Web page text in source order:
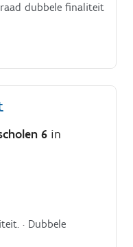
dubbele finaliteit
6 in
· Dubbele